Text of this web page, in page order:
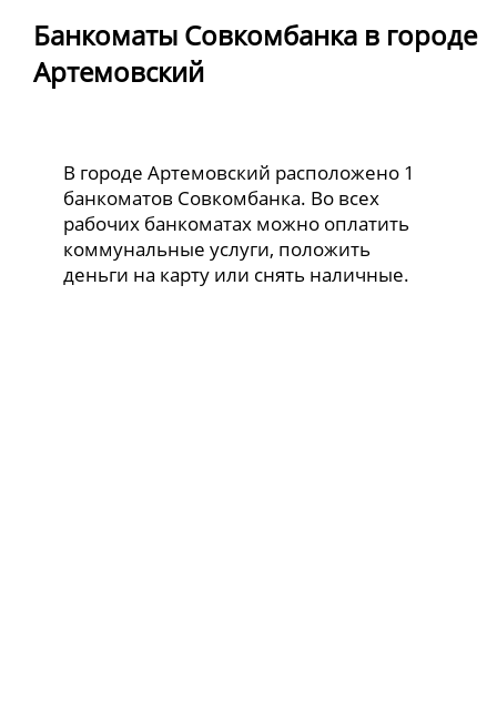
Банкоматы Совкомбанка в городе
Артемовский
В городе Артемовский расположено 1
банкоматов Совкомбанка. Во всех
рабочих банкоматах можно оплатить
коммунальные услуги, положить
деньги на карту или снять наличные.